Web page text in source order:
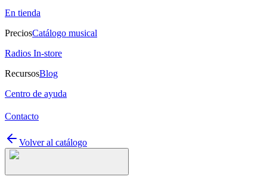
En tienda
PreciosCatálogo musical
Radios In-store
RecursosBlog
Centro de ayuda
Contacto
Volver al catálogo